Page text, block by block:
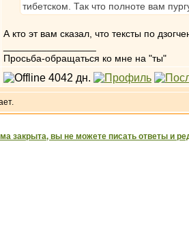
тибетском. Так что полноте вам
А кто эт вам сказал, что тексты по
Просьба-обращаться ко мне на "ты"